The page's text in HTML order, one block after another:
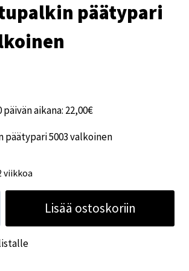
päätypari
aikana: 22,00€
5003 valkoinen
viikkoa
Lisää ostoskoriin